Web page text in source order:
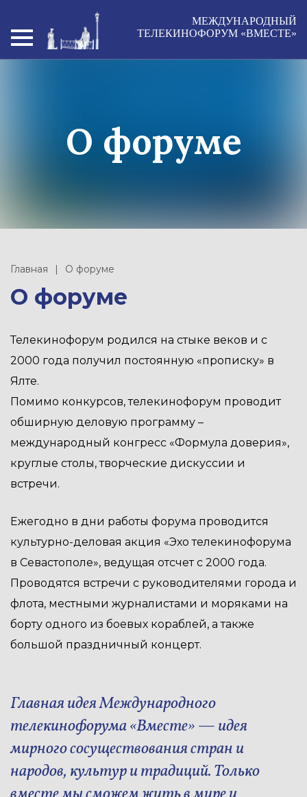
МЕЖДУНАРОДНЫЙ
ТЕЛЕКИНОФОРУМ «ВМЕСТЕ»
О форуме
Главная О форуме
О форуме
Телекинофорум родился на стыке веков и с
2000 года получил постоянную «прописку» в
Ялте.
Помимо конкурсов, телекинофорум проводит
обширную деловую программу –
международный конгресс «Формула доверия»,
круглые столы, творческие дискуссии и
встречи.
Ежегодно в дни работы форума проводится
культурно-деловая акция «Эхо телекинофорума
в Севастополе», ведущая отсчет с 2000 года.
Проводятся встречи с руководителями города и
флота, местными журналистами и моряками на
борту одного из боевых кораблей, а также
большой праздничный концерт.
Главная идея Международного
телекинофорума «Вместе» — идея
мирного сосуществования стран и
народов, культур и традиций. Только